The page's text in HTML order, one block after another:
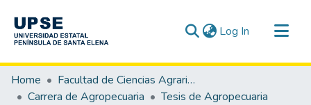
Log In (current)
Communities & Collections
All of DSpace
Home
Facultad de Ciencias Agrarias
Carrera de Agropecuaria
Tesis de Agropecuaria